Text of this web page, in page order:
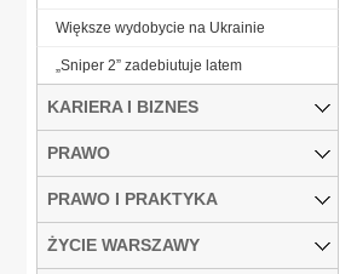
Większe wydobycie na Ukrainie
„Sniper 2” zadebiutuje latem
KARIERA I BIZNES
PRAWO
PRAWO I PRAKTYKA
ŻYCIE WARSZAWY